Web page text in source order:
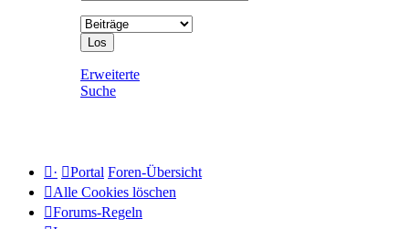
Erweiterte
Suche
· Portal Foren-Übersicht
Alle Cookies löschen
Forums-Regeln